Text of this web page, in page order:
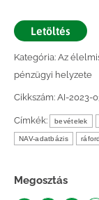
Letöltés
Kategória: Az
pénzügyi helyzete
Cikkszám: AI-2023-
Címkék: bevételek
NAV-adatbázis
Megosztás